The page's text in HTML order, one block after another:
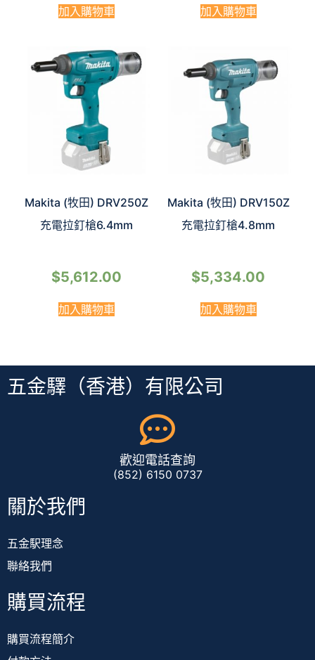
加入購物車 加入購物車
Makita (牧田) DRV250Z
充電拉釘槍6.4mm
$5,612.00
加入購物車
Makita (牧田) DRV150Z
充電拉釘槍4.8mm
$5,334.00
加入購物車
五金驛（香港）有限公司
歡迎電話查詢
(852) 6150 0737
關於我們
五金駅理念
聯絡我們
購買流程
購買流程簡介